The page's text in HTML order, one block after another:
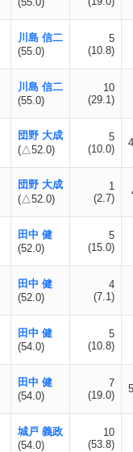
川島 信二
(55.0)
5
(10.8)
川島 信二
(55.0)
10
(29.1)
団野 大成
(△52.0)
5
(10.0)
団野 大成
(△52.0)
1
(2.7)
田中 健
(52.0)
5
(15.0)
田中 健
(52.0)
4
(7.1)
田中 健
(54.0)
5
(10.8)
田中 健
(54.0)
7
(19.0)
城戸 義政
(54.0)
10
(53.8)